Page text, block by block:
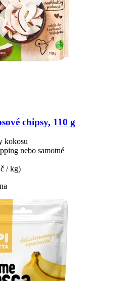
chipsy, 110 g
kokosu
nebo samotné
/ kg)